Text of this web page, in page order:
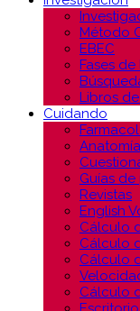
Método
EBEC
Fases de
Libros
Cuidando
Anatomía
Guías
Revistas
English
Cálculo
Cálculo
Cálculo
Cálculo